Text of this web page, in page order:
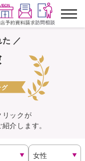
専用保険
／
グ
リックが
介します。